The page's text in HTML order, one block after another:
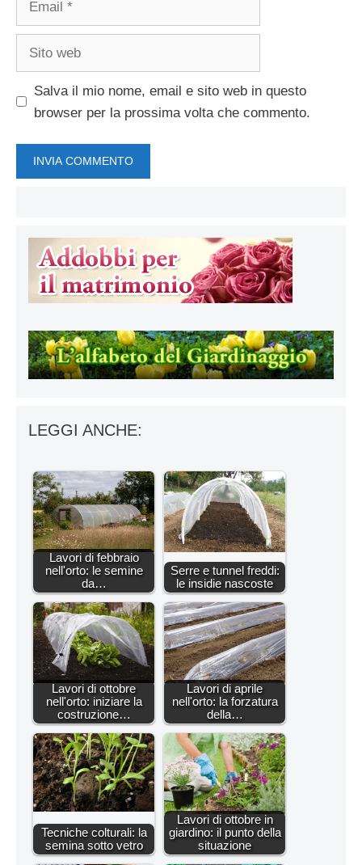
Sito
Salva il mio nome, email e sito web in questo
browser per la prossima volta che commento.
LEGGI ANCHE:
Lavori di febbraio
nell'orto: le semine
da…
Serre e tunnel freddi:
le insidie nascoste
Lavori di ottobre
nell'orto: iniziare la
costruzione…
Lavori di aprile
nell'orto: la forzatura
della…
Tecniche colturali: la
semina sotto vetro
Lavori di ottobre in
giardino: il punto della
situazione